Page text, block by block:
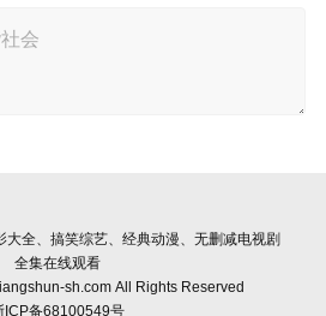
大全、搞笑综艺、经典动漫、无删减电视剧
全集在线观看
sh.com All Rights Reserved
ICP备68100549号